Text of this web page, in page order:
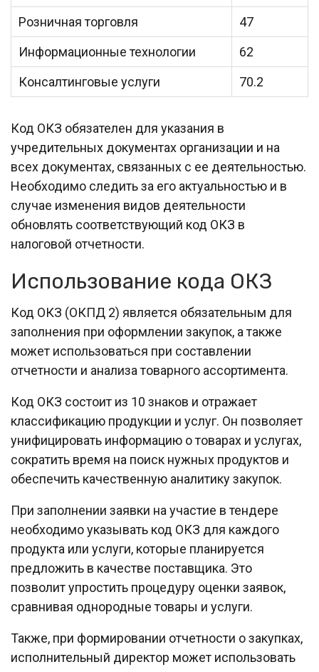
Розничная торговля
47
Информационные технологии
62
Консалтинговые услуги
70.2
Код ОКЗ обязателен для указания в
учредительных документах организации и на
всех документах, связанных с ее деятельностью.
Необходимо следить за его актуальностью и в
случае изменения видов деятельности
обновлять соответствующий код ОКЗ в
налоговой отчетности.
Использование кода ОКЗ
Код ОКЗ (ОКПД 2) является обязательным для
заполнения при оформлении закупок, а также
может использоваться при составлении
отчетности и анализа товарного ассортимента.
Код ОКЗ состоит из 10 знаков и отражает
классификацию продукции и услуг. Он позволяет
унифицировать информацию о товарах и услугах,
сократить время на поиск нужных продуктов и
обеспечить качественную аналитику закупок.
При заполнении заявки на участие в тендере
необходимо указывать код ОКЗ для каждого
продукта или услуги, которые планируется
предложить в качестве поставщика. Это
позволит упростить процедуру оценки заявок,
сравнивая однородные товары и услуги.
Также, при формировании отчетности о закупках,
исполнительный директор может использовать